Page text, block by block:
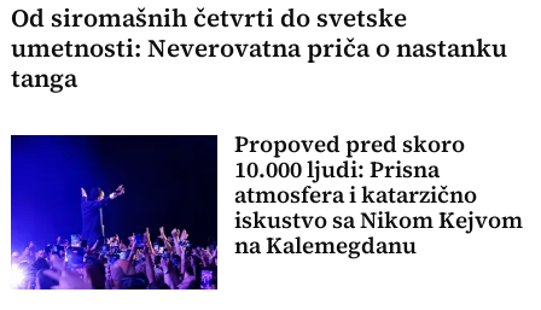
Od siromašnih četvrti do svetske
umetnosti: Neverovatna priča o nastanku
tanga
Propoved pred skoro
10.000 ljudi: Prisna
atmosfera i katarzično
iskustvo sa Nikom Kejvom
na Kalemegdanu